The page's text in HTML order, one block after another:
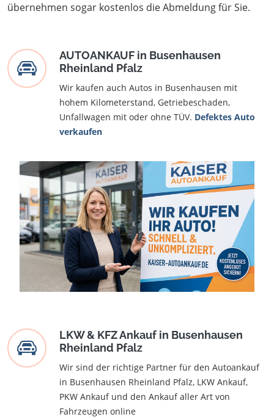
übernehmen sogar kostenlos die Abmeldung für Sie.
AUTOANKAUF in Busenhausen
Rheinland Pfalz
Wir kaufen auch Autos in Busenhausen mit
hohem Kilometerstand, Getriebeschaden,
Unfallwagen mit oder ohne TÜV. Defektes Auto
verkaufen
LKW & KFZ Ankauf in Busenhausen
Rheinland Pfalz
Wir sind der richtige Partner für den Autoankauf
in Busenhausen Rheinland Pfalz, LKW Ankauf,
PKW Ankauf und den Ankauf aller Art von
Fahrzeugen online